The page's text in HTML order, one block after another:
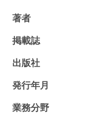
著者
掲載誌
出版社
発行年月
業務分野